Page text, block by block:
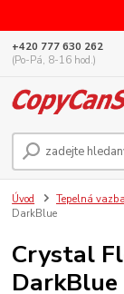
+420 777 630 262
(Po-Pá, 8-16 hod.)
Úvod Tepelná
DarkBlue
Crystal
DarkBlue